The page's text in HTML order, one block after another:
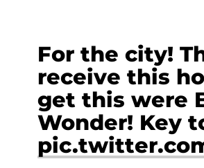
For the city!
receive this
get this were
Wonder! Key